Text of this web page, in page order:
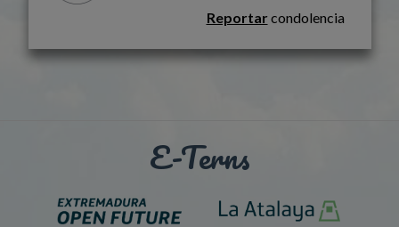
Reportar condolencia
E-Terns